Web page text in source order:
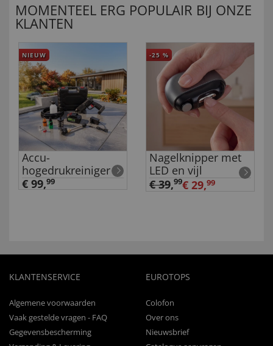
MOMENTEEL ERG POPULAIR BIJ ONZE
KLANTEN
NIEUW
Accu-
hogedrukreiniger
€ 99,99
-25 %
Nagelknipper met
LED en vijl
€ 39,99€ 29,99
KLANTENSERVICE
Algemene voorwaarden
Vaak gestelde vragen - FAQ
Gegevensbescherming
EUROTOPS
Colofon
Over ons
Nieuwsbrief